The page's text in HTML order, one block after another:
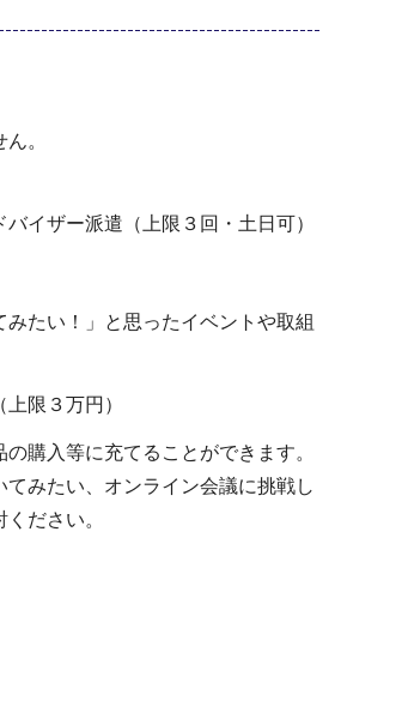
。
イザー派遣（上限３回・土日可）
たい！」と思ったイベントや取組
限３万円）
購入等に充てることができます。
みたい、オンライン会議に挑戦し
ださい。